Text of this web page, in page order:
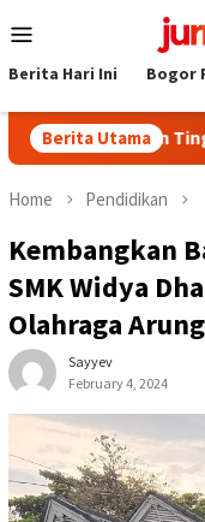
to
Menu
Berita Hari Ini Bogor
Berita Utama
Tingkat
Home Pendidikan
Kembangkan
SMK Widya
Olahraga
Sayyev
February 4, 2024